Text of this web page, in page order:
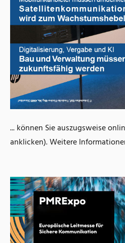
... können Sie auszugsweise
anklicken). Weitere